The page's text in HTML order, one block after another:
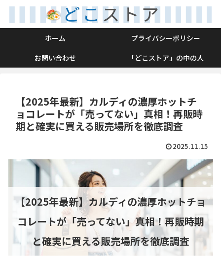
ホーム
プライバシーポリシー
お問い合わせ
「どこストア」の中の人
【2025年最新】カルディの濃厚ホットチ
ョコレートが「売ってない」真相！再販時
期と確実に買える販売場所を徹底調査
2025.11.15
【2025年最新】カルディの濃厚ホットチョ
コレートが「売ってない」真相！再販時期
と確実に買える販売場所を徹底調査